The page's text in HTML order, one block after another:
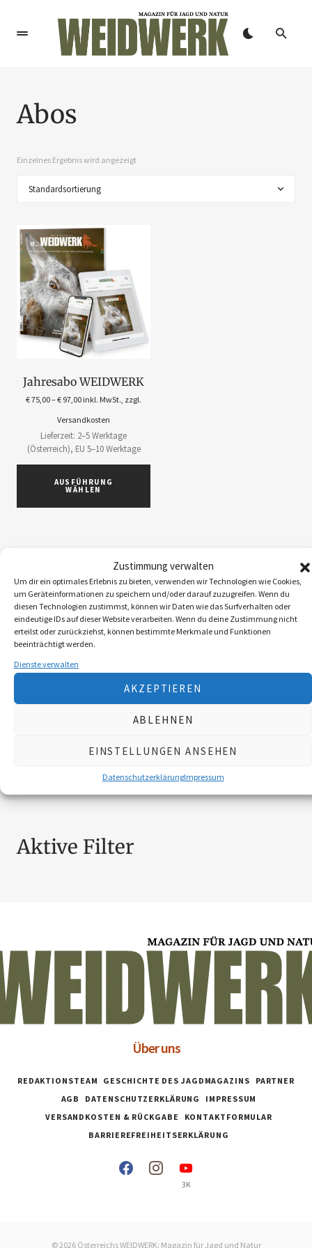
Zustimmung verwalten
Um dir ein optimales Erlebnis zu bieten, verwenden wir Technologien wie Cookies,
um Geräteinformationen zu speichern und/oder darauf zuzugreifen. Wenn du
diesen Technologien zustimmst, können wir Daten wie das Surfverhalten oder
eindeutige IDs auf dieser Website verarbeiten. Wenn du deine Zustimmung nicht
erteilst oder zurückziehst, können bestimmte Merkmale und Funktionen
beeinträchtigt werden.
Dienste verwalten
AKZEPTIEREN
ABLEHNEN
EINSTELLUNGEN ANSEHEN
DatenschutzerklärungImpressum
Abos
Einzelnes Ergebnis wird angezeigt
Jahresabo WEIDWERK
€75,00–€ 97,00 inkl. MwSt., zzgl.
Versandkosten
Lieferzeit: 2–5 Werktage
(Österreich), EU 5–10 Werktage
AUSFÜHRUNG
WÄHLEN
ABOS
1
ACCESSOIRES
BEKLEIDUNG
10
BROSCHÜREN
Nach Preis filtern
Aktive Filter
Über uns
REDAKTIONSTEAM GESCHICHTE DES JAGDMAGAZINS
PARTNER
AGB
DATENSCHUTZERKLÄRUNG
IMPRESSUM
VERSANDKOSTEN & RÜCKGABE
KONTAKTFORMULAR
BARRIEREFREIHEITSERKLÄRUNG
3K
© 2026 Österreichs WEIDWERK: Magazin für Jagd und Natur